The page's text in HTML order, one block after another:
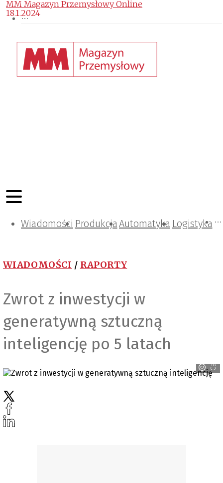
Wiadomości ProdukcjaAutomatyka Logistyka
Projektowanie i konstrukcje
Zarządzanie i IT
Tematy specjalne
WIADOMOŚCI / RAPORTY
Zwrot z inwestycji w
generatywną sztuczną
inteligencję po 5 latach
Canva
MM Magazyn Przemysłowy Online
18.1.2024